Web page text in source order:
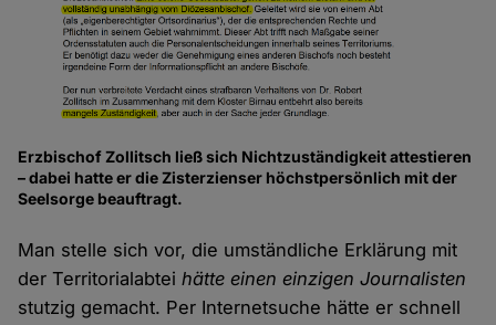
Erzbischof Zollitsch ließ sich Nichtzuständigkeit attestieren
– dabei hatte er die Zisterzienser höchstpersönlich mit der
Seelsorge beauftragt.
Man stelle sich vor, die umständliche Erklärung mit
der Territorialabteihätte einen einzigen Journalisten
stutzig gemacht. Per Internetsuche hätte er schnell